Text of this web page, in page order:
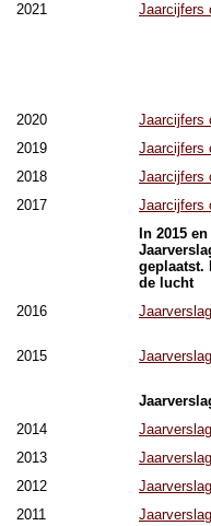
2021
Jaarcijfers
2020
Jaarcijfers
2019
Jaarcijfers
2018
Jaarcijfers
2017
Jaarcijfers
In 2015
geplaatst.
de lucht
2016
2015
2014
2013
2012
2011